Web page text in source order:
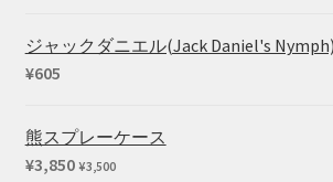
ジャックダニエル(Jack Daniel's Nymph)
¥605
熊スプレーケース
¥3,850 ¥3,500